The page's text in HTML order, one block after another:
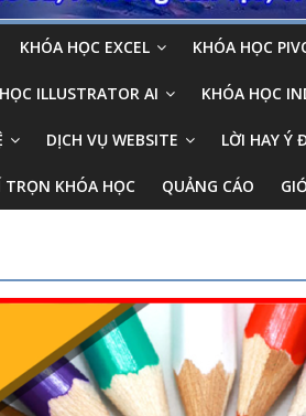
KHÓA HỌC EXCEL KHÓA HỌC
ILLUSTRATOR AI KHÓA HỌC
DỊCH VỤ WEBSITE LỜI HAY Ý
TRỌN KHÓA HỌC QUẢNG CÁO